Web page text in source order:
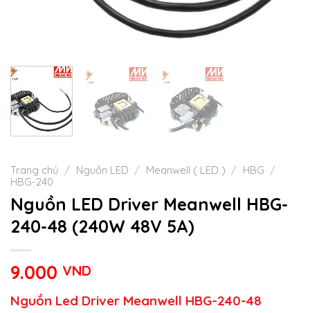
Trang chủ / Nguồn LED / Meanwell ( LED ) / HBG /
HBG-240
Nguồn LED Driver Meanwell HBG-
240-48 (240W 48V 5A)
9.000 VND
Nguồn Led Driver Meanwell HBG-240-48